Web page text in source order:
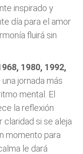
inspirado y
día para el amor
fluirá sin
1980, 1992,
jornada más
mental. El
la reflexión
claridad si se aleja
momento para
le dará